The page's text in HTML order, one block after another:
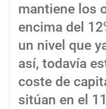
mantiene los
encima del
un nivel que
así, todavía
coste de
sitúan en el